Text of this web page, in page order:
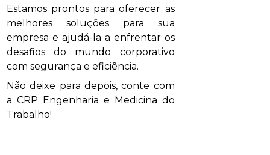
Estamos prontos para oferecer as
melhores soluções para sua
empresa e ajudá-la a enfrentar os
desafios do mundo corporativo
com segurança e eficiência.
Não deixe para depois, conte com
a CRP Engenharia e Medicina do
Trabalho!